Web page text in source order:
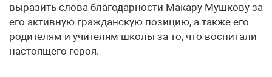
выразить слова благодарности Макару Мушкову за
его активную гражданскую позицию, а также его
родителям и учителям школы за то, что воспитали
настоящего героя.